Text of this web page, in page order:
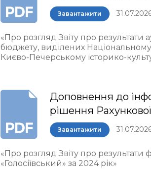
Завантажити
«Про розгляд Звіту про
бюджету, виділених
Києво-Печерському історико-
Доповнення до
рішення
Завантажити
«Про розгляд Звіту про
«Голосіївський» за 2024 рік»